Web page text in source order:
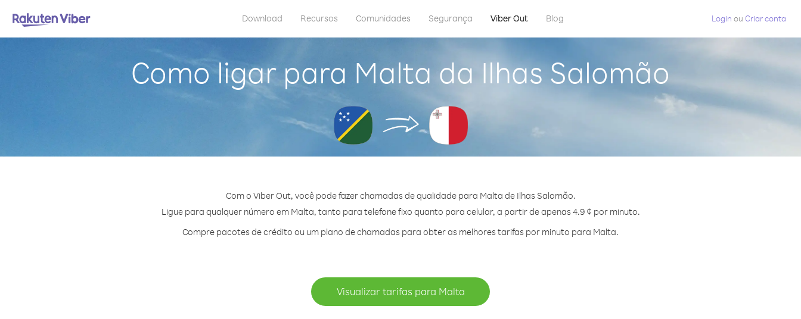
Download Recursos Comunidades Segurança Viber Out Blog Login ou Criar conta
Como ligar para Malta da Ilhas Salomão
Com o Viber Out, você pode fazer chamadas de qualidade para Malta de Ilhas Salomão.
Ligue para qualquer número em Malta, tanto para telefone fixo quanto para celular, a partir de apenas 4.9 ¢ por minuto.
Compre pacotes de crédito ou um plano de chamadas para obter as melhores tarifas por minuto para Malta.
Visualizar tarifas para Malta